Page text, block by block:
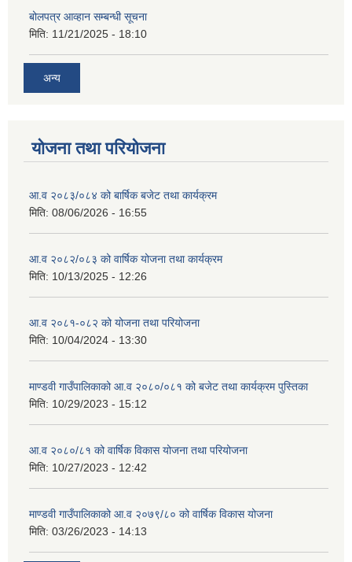
बोलपत्र आव्हान सम्बन्धी सूचना
मिति: 11/21/2025 - 18:10
अन्य
योजना तथा परियोजना
आ.व २०८३/०८४ को बार्षिक बजेट तथा कार्यक्रम
मिति: 08/06/2026 - 16:55
आ.व २०८२/०८३ को वार्षिक योजना तथा कार्यक्रम
मिति: 10/13/2025 - 12:26
आ.व २०८१-०८२ को योजना तथा परियोजना
मिति: 10/04/2024 - 13:30
माण्डवी गाउँपालिकाको आ.व २०८०/०८१ को बजेट तथा कार्यक्रम पुस्तिका
मिति: 10/29/2023 - 15:12
आ.व २०८०/८१ को वार्षिक विकास योजना तथा परियोजना
मिति: 10/27/2023 - 12:42
माण्डवी गाउँपालिकाको आ.व २०७९/८० को वार्षिक विकास योजना
मिति: 03/26/2023 - 14:13